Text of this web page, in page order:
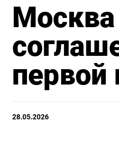
Москва
первой
28.05.2026